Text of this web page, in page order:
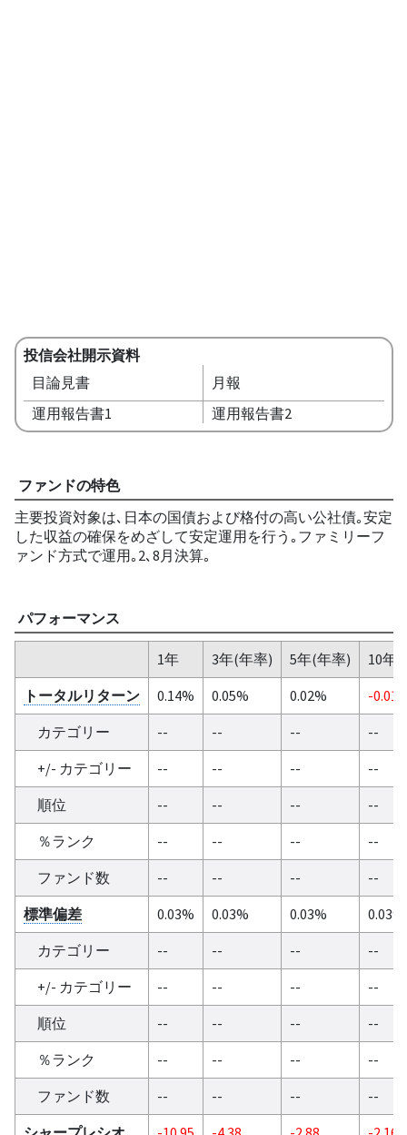
投信会社開示資料
目論見書
月報
運用報告書1
運用報告書2
ファンドの特色
主要投資対象は､日本の国債および格付の高い公社債｡安定
した収益の確保をめざして安定運用を行う｡ファミリーフ
ァンド方式で運用｡2､8月決算｡
パフォーマンス
1年 3年(年率) 5年(年率)
10年(
トータルリターン
0.14% 0.05% 0.02%
-
カテゴリー
-- -- --
--
+/- カテゴリー
-- -- --
--
順位
-- -- --
--
％ランク
-- -- --
--
ファンド数
-- -- --
--
標準偏差
0.03% 0.03% 0.03%
0.03%
カテゴリー
-- -- --
--
+/- カテゴリー
-- -- --
--
順位
-- -- --
--
％ランク
-- -- --
--
ファンド数
-- -- --
--